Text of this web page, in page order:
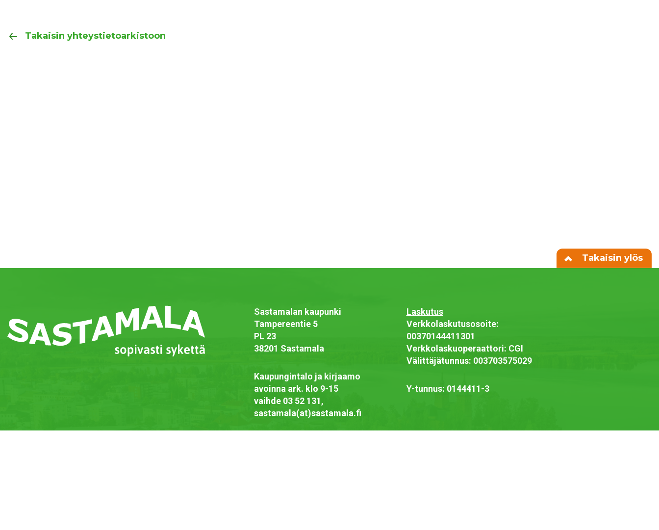
Takaisin yhteystietoarkistoon
Takaisin ylös
Sastamalan kaupunki
Tampereentie 5
PL 23
38201 Sastamala
Kaupungintalo ja kirjaamo
avoinna ark. klo 9-15
vaihde 03 52 131,
sastamala(at)sastamala.fi
Laskutus
Verkkolaskutusosoite:
00370144411301
Verkkolaskuoperaattori: CGI
Välittäjätunnus: 003703575029
Y-tunnus: 0144411-3